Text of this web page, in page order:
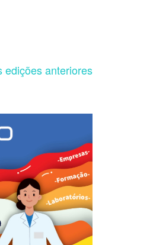
edições anteriores